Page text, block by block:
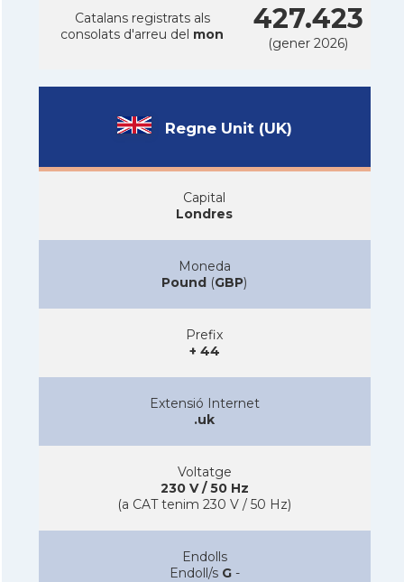
Catalans registrats als
consolats d'arreu del mon 427.423
(gener 2026)
Regne Unit (UK)
Capital
Londres
Moneda
Pound (GBP)
Prefix
+ 44
Extensió Internet
.uk
Voltatge
230 V / 50 Hz
(a CAT tenim 230 V / 50 Hz)
Endolls
Endoll/s G-